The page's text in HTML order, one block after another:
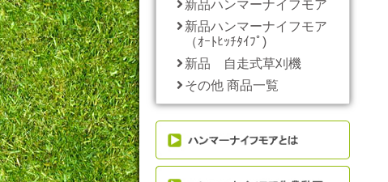
新品ハンマーナイフモア
新品ハンマーナイフモア
（ｵｰﾄﾋｯﾁﾀｲﾌﾟ)
新品 自走式草刈機
その他 商品一覧